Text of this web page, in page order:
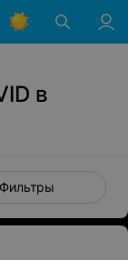
в
Фильтры